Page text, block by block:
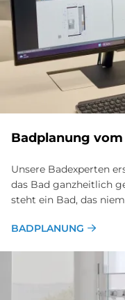
Bad­pla­nung
Unsere Badexperten
das Bad ganzheitlich
steht ein Bad, das
BADPLANUNG